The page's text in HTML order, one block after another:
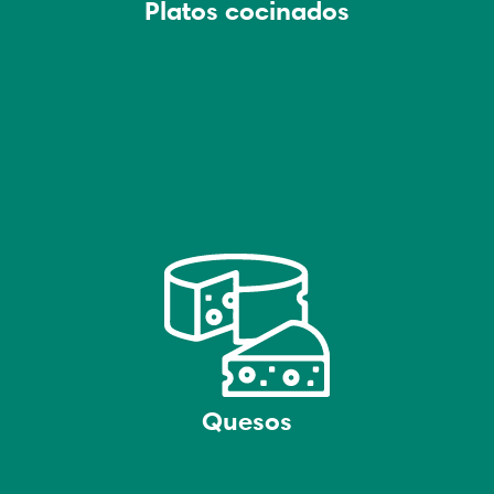
Platos cocinados
Quesos